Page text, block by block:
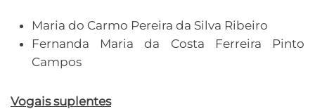
Maria do Carmo Pereira da Silva Ribeiro
Fernanda Maria da Costa Ferreira Pinto
Campos
Vogais suplentes